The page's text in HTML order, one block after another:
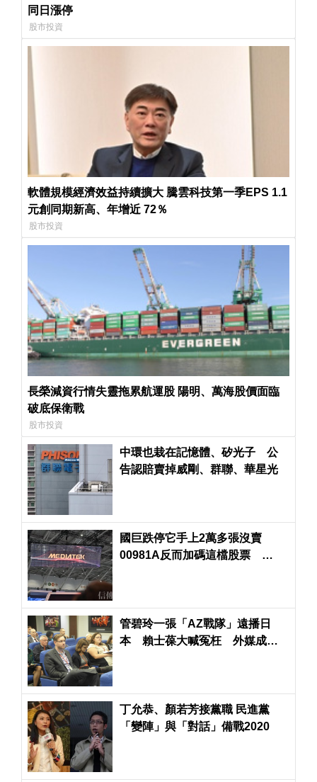
同日漲停
股市投資
軟體規模經濟效益持續擴大 騰雲科技第一季EPS 1.1
元創同期新高、年增近 72％
股市投資
長榮減資行情失靈拖累航運股 陽明、萬海股價面臨
破底保衛戰
股市投資
中環也栽在記憶體、矽光子 公
告認賠賣掉威剛、群聯、華星光
國巨跌停它手上2萬多張沒賣
00981A反而加碼這檔股票
管碧玲一張「AZ戰隊」遠播日
本 賴士葆大喊冤枉 外媒成藍
丁允恭、顏若芳接黨職 民進黨
「變陣」與「對話」備戰2020